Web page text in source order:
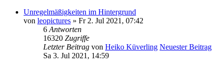
Unregelmäßigkeiten im Hintergrund
von leopictures » Fr 2. Jul 2021, 07:42
6 Antworten
16320 Zugriffe
Letzter Beitrag von Heiko Küverling Neuester Beitrag
Sa 3. Jul 2021, 14:59